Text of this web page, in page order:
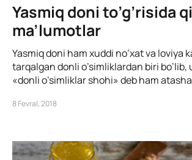
Yasmiq doni to’g’risida
ma’lumotlar
Yasmiq doni ham xuddi no’xat va loviya
tarqalgan donli o’simliklardan biri bo’lib,
«donli o’simliklar shohi» deb ham
8 Fevral, 2018